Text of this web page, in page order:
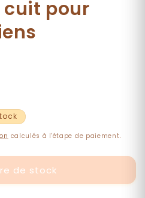
cuit pour
calculés à l'étape de paiement.
de stock